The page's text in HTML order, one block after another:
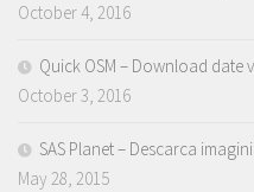
October 4, 2016
Quick OSM – Download date
October 3, 2016
SAS Planet – Descarca
May 28, 2015